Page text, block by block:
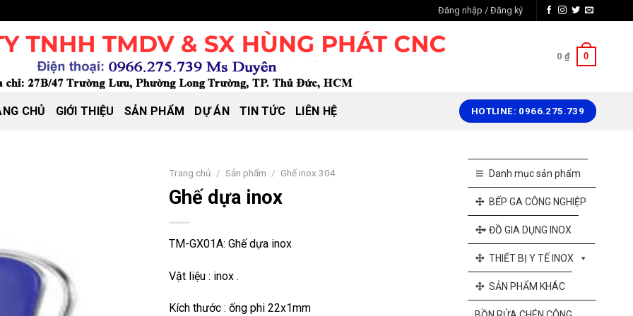
Đăng nhập / Đăng ký
0 ₫ 0
CHỦ GIỚI THIỆU SẢN PHẨM DỰ ÁN TIN TỨC LIÊN HỆ HOTLINE: 0966.275.739
Trang chủ / Sản phẩm / Ghế inox 304
Ghế dựa inox
TM-GX01A: Ghế dựa inox
Vật liệu : inox .
Kích thước : ống phi 22x1mm
Danh mục sản phẩm
BẾP GA CÔNG NGHIỆP
ĐỒ GIA DỤNG INOX
THIẾT BỊ Y TẾ INOX
SẢN PHẨM KHÁC